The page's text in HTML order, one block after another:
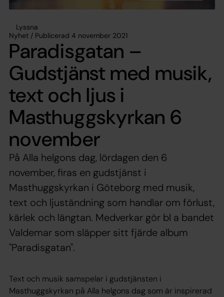
Lyssna
Nyhet / Publicerad 4 november 2021
Paradisgatan –
Gudstjänst med musik,
text och ljus i
Masthuggskyrkan 6
november
På Alla helgons dag, lördagen den 6
november, firas en gudstjänst i
Masthuggskyrkan i Göteborg med musik,
text och ljuständning som handlar om förlust,
kärlek och längtan. Medverkar gör bl a bandet
Valdemar som släpper sitt fjärde album
"Paradisgatan".
Text och musik samspelar i gudstjänsten i
Masthuggskyrkan på Alla helgons dag som är inspirerad